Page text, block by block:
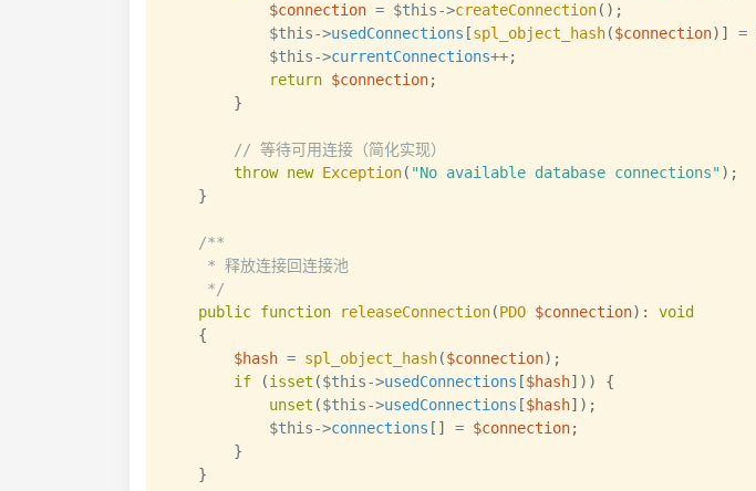
$connection = $this->createConnection( ) ;
$this->usedConnections [spl_object_hash($connection) ] =
$this->currentConnections++;
return $connection;
}
// 等待可用连接（简化实现）
throw new Exception( "No available database connections") ;
}
/**
     * 释放连接回连接池
     */
public function releaseConnection(PDO $connection) :
void
{
$hash = spl_object_hash($connection) ;
if
(isset ($this->usedConnections [$hash] ) )
{
unset ($this->usedConnections [$hash] ) ;
$this->connections [ ] = $connection;
}
}